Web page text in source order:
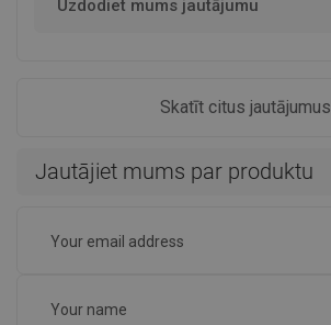
Uzdodiet mums jautājumu
Skatīt citus jautājumus
Jautājiet mums par produktu